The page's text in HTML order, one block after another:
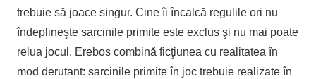
trebuie să joace singur. Cine îi încalcă regulile ori nu
îndeplineşte sarcinile primite este exclus şi nu mai poate
relua jocul. Erebos combină ficţiunea cu realitatea în
mod derutant: sarcinile primite în joc trebuie realizate în